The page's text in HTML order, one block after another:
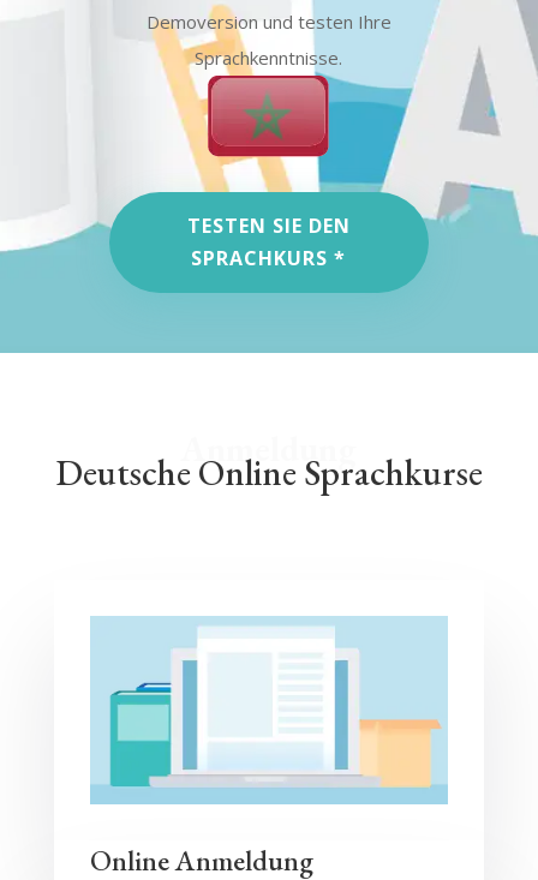
Demoversion und testen Ihre
Sprachkenntnisse.
TESTEN SIE DEN
SPRACHKURS *
Anmeldung
Deutsche Online Sprachkurse
Online Anmeldung